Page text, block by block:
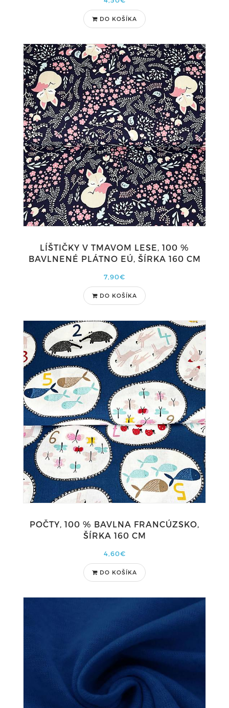
DO KOŠÍKA
LÍŠTIČKY V TMAVOM LESE, 100 %
BAVLNENÉ PLÁTNO EÚ, ŠÍRKA 160 CM
7,90€
DO KOŠÍKA
POČTY, 100 % BAVLNA FRANCÚZSKO,
ŠÍRKA 160 CM
4,60€
DO KOŠÍKA